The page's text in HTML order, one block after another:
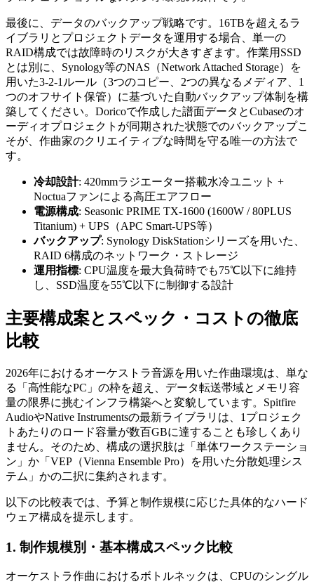
最後に、データのバックアップ戦略です。16TBを超えるラ
イブラリとプロジェクトデータを運用する場合、単一の
RAID構成では故障時のリスクが大きすぎます。作業用SSD
とは別に、Synology等のNAS（Network Attached Storage）を
用いた3-2-1ルール（3つのコピー、2つの異なるメディア、1
つのオフサイト保管）に基づいた自動バックアップ体制を構
築してください。Doricoで作成した譜面データとCubaseのオ
ーディオプロジェクトが同期された状態でのバックアップこ
そが、作曲家のクリエイティブな時間を守る唯一の方法で
す。
冷却設計: 420mmラジエーター搭載水冷ユニット +
Noctuaファンによる高圧エアフロー
電源構成: Seasonic PRIME TX-1600 (1600W / 80PLUS
Titanium) + UPS（APC Smart-UPS等）
バックアップ: Synology DiskStationシリーズを用いた、
RAID 6構成のネットワーク・ストレージ
運用指標: CPU温度を最大負荷時でも75℃以下に維持
し、SSD温度を55℃以下に制御する設計
主要構成案とスペック・コストの徹底
比較
2026年におけるオーケストラ音源を用いた作曲環境は、単な
る「高性能なPC」の枠を超え、データ転送帯域とメモリ容
量の限界に挑むインフラ構築へと変貌しています。Spitfire
AudioやNative Instrumentsの最新ライブラリは、1プロジェク
トあたりのロード容量が数百GBに達することも珍しくあり
ません。そのため、構成の選択肢は「単体ワークステーショ
ン」か「VEP（Vienna Ensemble Pro）を用いた分散処理シス
テム」かの二択に集約されます。
以下の比較表では、予算と制作規模に応じた具体的なハード
ウェア構成を提示します。
1. 制作規模別・基本構成スペック比較
オーケストラ作曲におけるボトルネックは、CPUのシングル